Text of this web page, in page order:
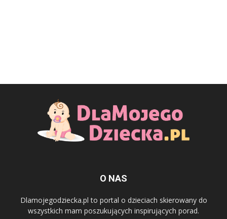
O NAS
Dlamojegodziecka.pl to portal o dzieciach skierowany do
wszystkich mam poszukujących inspirujących porad.